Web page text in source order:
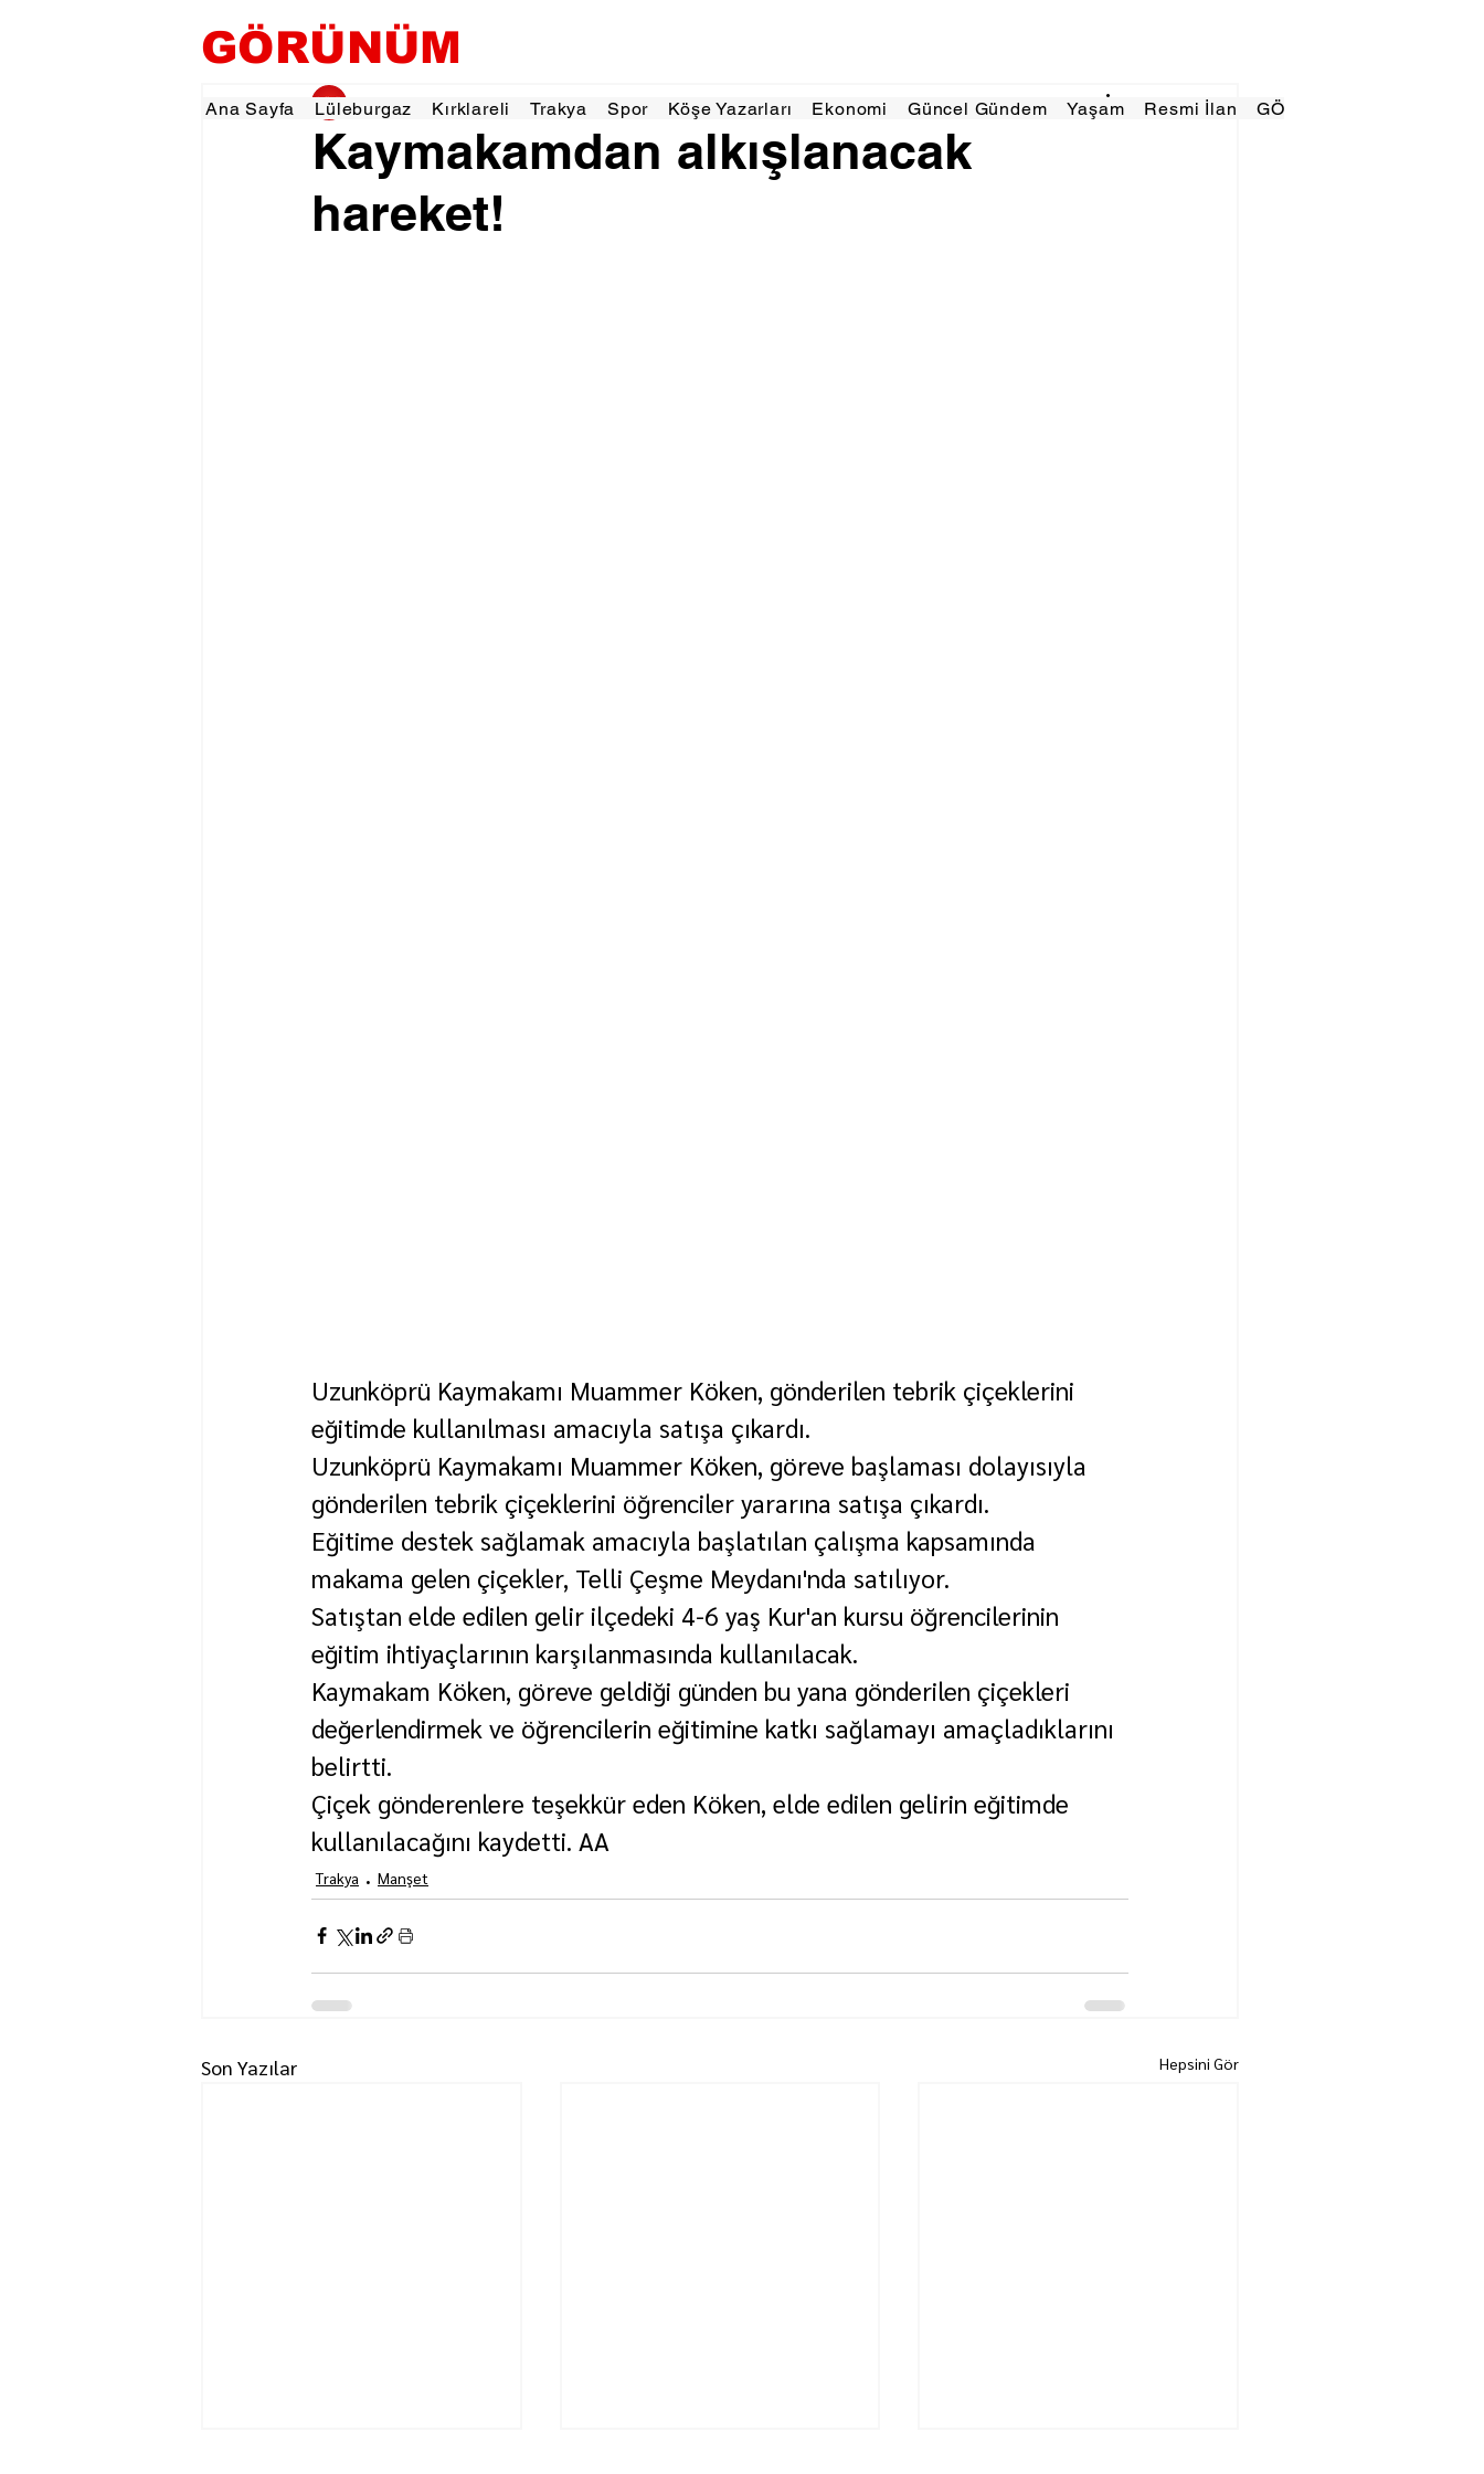
GÖRÜNÜM
Ana Sayfa Lüleburgaz Kırklareli Trakya Spor Köşe Yazarları Ekonomi Güncel Gündem Yaşam Resmi İlan GÖRÜNÜMTV
Kaymakamdan alkışlanacak
hareket!
gorunumhaber 30 Tem 2025 1 dakikada okunur
Uzunköprü Kaymakamı Muammer Köken, gönderilen tebrik çiçeklerini
eğitimde kullanılması amacıyla satışa çıkardı.
Uzunköprü Kaymakamı Muammer Köken, göreve başlaması dolayısıyla
gönderilen tebrik çiçeklerini öğrenciler yararına satışa çıkardı.
Eğitime destek sağlamak amacıyla başlatılan çalışma kapsamında
makama gelen çiçekler, Telli Çeşme Meydanı'nda satılıyor.
Satıştan elde edilen gelir ilçedeki 4-6 yaş Kur'an kursu öğrencilerinin
eğitim ihtiyaçlarının karşılanmasında kullanılacak.
Kaymakam Köken, göreve geldiği günden bu yana gönderilen çiçekleri
değerlendirmek ve öğrencilerin eğitimine katkı sağlamayı amaçladıklarını
belirtti.
Çiçek gönderenlere teşekkür eden Köken, elde edilen gelirin eğitimde
kullanılacağını kaydetti. AA
Trakya Manşet
Son Yazılar Hepsini Gör